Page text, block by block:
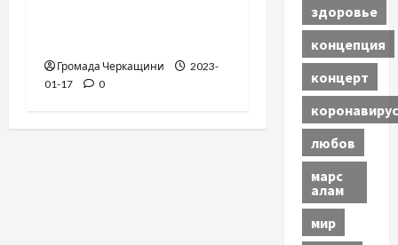
Громада Черкащини
2023-
01-17
0
здоровье
концепция
концерт
коронавирус
любов
марс
алам
мир